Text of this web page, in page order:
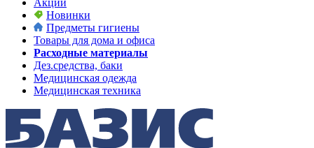
Акции
Новинки
Предметы гигиены
Товары для дома и офиса
Расходные материалы
Дез.средства, баки
Медицинская одежда
Медицинская техника